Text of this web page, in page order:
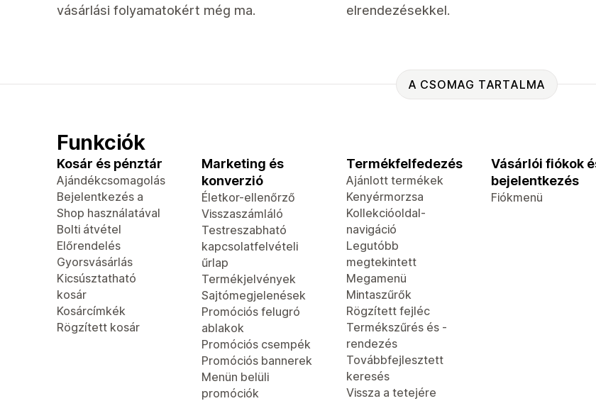
vásárlási folyamatokért még ma.
elrendezésekkel.
A CSOMAG TARTALMA
Funkciók
Kosár és pénztár
Ajándékcsomagolás
Bejelentkezés a
Shop használatával
Bolti átvétel
Előrendelés
Gyorsvásárlás
Kicsúsztatható
kosár
Kosárcímkék
Rögzített kosár
Marketing és
konverzió
Életkor-ellenőrző
Visszaszámláló
Testreszabható
kapcsolatfelvételi
űrlap
Termékjelvények
Sajtómegjelenések
Promóciós felugró
ablakok
Promóciós csempék
Promóciós bannerek
Menün belüli
promóciók
Termékfelfedezés
Ajánlott termékek
Kenyérmorzsa
Kollekcióoldal-
navigáció
Legutóbb
megtekintett
Megamenü
Mintaszűrők
Rögzített fejléc
Termékszűrés és -
rendezés
Továbbfejlesztett
keresés
Vissza a tetejére
Vásárlói fiókok
bejelentkezés
Fiókmenü